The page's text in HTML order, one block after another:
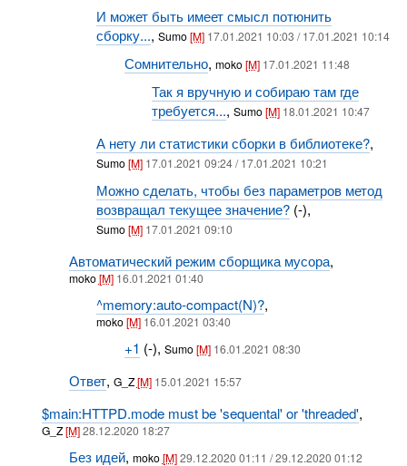
И может быть имеет смысл потюнить
сборку...,Sumo[M] 17.01.2021 10:03 / 17.01.2021 10:14
Сомнительно, moko[M] 17.01.2021 11:48
Так я вручную и собираю там где
требуется...,Sumo[M] 18.01.2021 10:47
А нету ли статистики сборки в библиотеке?,
Sumo[M] 17.01.2021 09:24 / 17.01.2021 10:21
Можно сделать, чтобы без параметров метод
возвращал текущее значение? (-),
Sumo[M] 17.01.2021 09:10
Автоматический режим сборщика мусора,
moko[M] 16.01.2021 01:40
^memory:auto-compact(N)?,
moko[M] 16.01.2021 03:40
+1 (-), Sumo[M] 16.01.2021 08:30
Ответ, G_Z[M] 15.01.2021 15:57
$main:HTTPD.mode must be 'sequental' or 'threaded',
G_Z[M] 28.12.2020 18:27
Без идей, moko[M]29.12.2020 01:11 / 29.12.2020 01:12